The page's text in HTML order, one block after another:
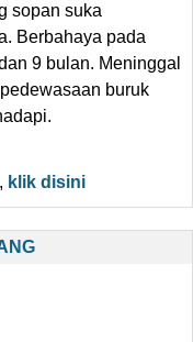
sopan suka
Berbahaya pada
9 bulan. Meninggal
buruk
klik disini